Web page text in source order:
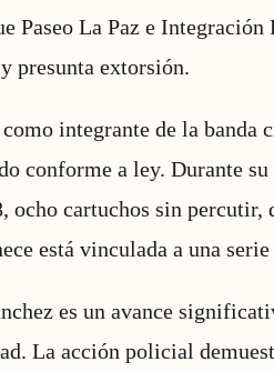
Paseo La Paz e
presunta extorsión.
como integrante de la
conforme a ley. Durante
ocho cartuchos sin
está vinculada a una
es un avance
La acción policial